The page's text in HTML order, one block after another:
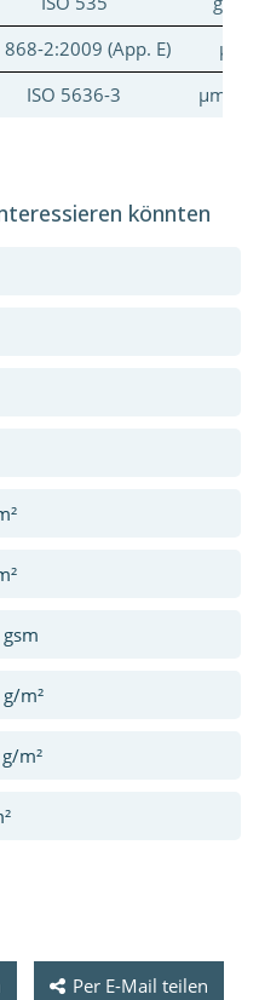
868-2:2009 (App. E)
μm
ISO 5636-3 μm/
könnten
m²
m²
Per E-Mail teilen